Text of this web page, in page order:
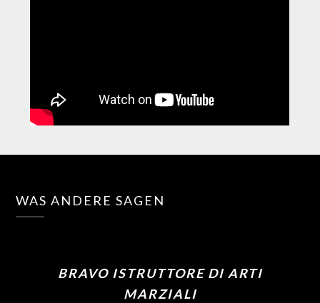
WAS ANDERE SAGEN
BRAVO ISTRUTTORE DI ARTI
MARZIALI